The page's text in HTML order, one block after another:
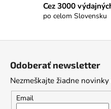
Cez 3000
po celom Slovensku
Odoberať newsletter
Nezmeškajte žiadne
Email